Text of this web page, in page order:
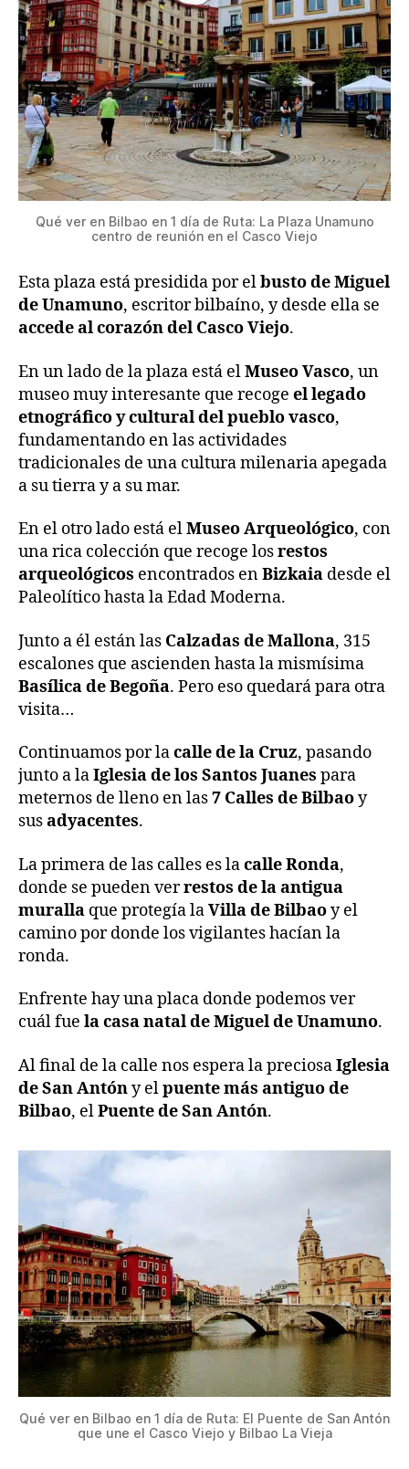
Qué ver en Bilbao en 1 día de Ruta: La Plaza Unamuno
centro de reunión en el Casco Viejo
Esta plaza está presidida por elbusto de Miguel
de Unamuno, escritor bilbaíno, y desde ella se
accede al corazón del Casco Viejo.
En un lado de la plaza está elMuseo Vasco, un
museo muy interesante que recoge el legado
etnográfico y cultural del pueblo vasco,
fundamentando en las actividades
tradicionales de una cultura milenaria apegada
a su tierra y a su mar.
En el otro lado está elMuseo Arqueológico, con
una rica colección que recoge losrestos
arqueológicos encontrados enBizkaia desde el
Paleolítico hasta la Edad Moderna.
Junto a él están las Calzadas de Mallona, 315
escalones que ascienden hasta la mismísima
Basílica de Begoña. Pero eso quedará para otra
visita…
Continuamos por lacalle de la Cruz, pasando
junto a laIglesia de los Santos Juanes para
meternos de lleno en las7 Calles de Bilbaoy
susadyacentes.
La primera de las calles es lacalle Ronda,
donde se pueden verrestos de la antigua
muralla que protegía laVilla de Bilbaoy el
camino por donde los vigilantes hacían la
ronda.
Enfrente hay una placa donde podemos ver
cuál fue la casa natal de Miguel de Unamuno.
Al final de la calle nos espera la preciosaIglesia
de San Antóny elpuente más antiguo de
Bilbao, elPuente de San Antón.
Qué ver en Bilbao en 1 día de Ruta: El Puente de San Antón
que une el Casco Viejo y Bilbao La Vieja